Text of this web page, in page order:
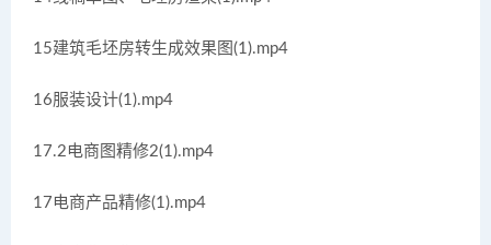
15建筑毛坯房转生成效果图(1).mp4
16服装设计(1).mp4
17.2电商图精修2(1).mp4
17电商产品精修(1).mp4